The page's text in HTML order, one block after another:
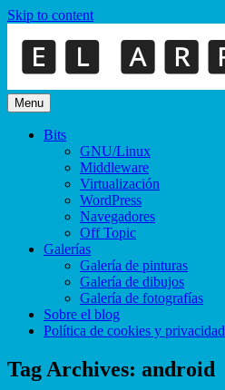
Skip to content
Menu
Bits
GNU/Linux
Middleware
Virtualización
WordPress
Navegadores
Off Topic
Galerías
Galería de pinturas
Galería de dibujos
Galería de fotografías
Sobre el blog
Política de cookies y privacidad
Tag Archives: android